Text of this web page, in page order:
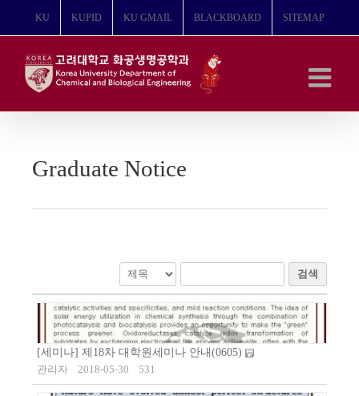
뛰
KU KUPID KU GMAIL BLACKBOARD SITEMAP
Graduate Notice
검색
[세미나] 제18차 대학원세미나 안내(0605)
관리자
2018-05-30 531